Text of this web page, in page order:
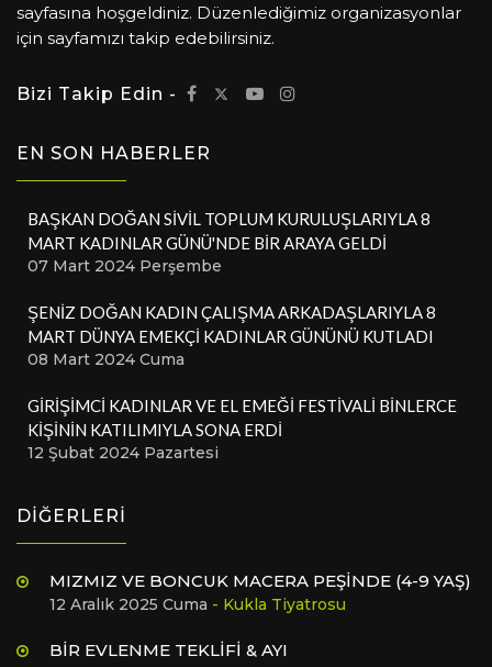
sayfasına hoşgeldiniz. Düzenlediğimiz organizasyonlar
için sayfamızı takip edebilirsiniz.
Bizi Takip Edin -
EN SON HABERLER
BAŞKAN DOĞAN SİVİL TOPLUM KURULUŞLARIYLA 8
MART KADINLAR GÜNÜ'NDE BİR ARAYA GELDİ
07 Mart 2024 Perşembe
ŞENİZ DOĞAN KADIN ÇALIŞMA ARKADAŞLARIYLA 8
MART DÜNYA EMEKÇİ KADINLAR GÜNÜNÜ KUTLADI
08 Mart 2024 Cuma
GİRİŞİMCİ KADINLAR VE EL EMEĞİ FESTİVALİ BİNLERCE
KİŞİNİN KATILIMIYLA SONA ERDİ
12 Şubat 2024 Pazartesi
DİĞERLERİ
MIZMIZ VE BONCUK MACERA PEŞİNDE (4-9 YAŞ)
12 Aralık 2025 Cuma - Kukla Tiyatrosu
BİR EVLENME TEKLİFİ & AYI